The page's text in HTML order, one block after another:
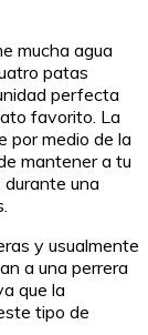
mucha agua
patas
perfecta
favorito. La
por medio de la
mantener a tu
una
y usualmente
a una perrera
que la
tipo de